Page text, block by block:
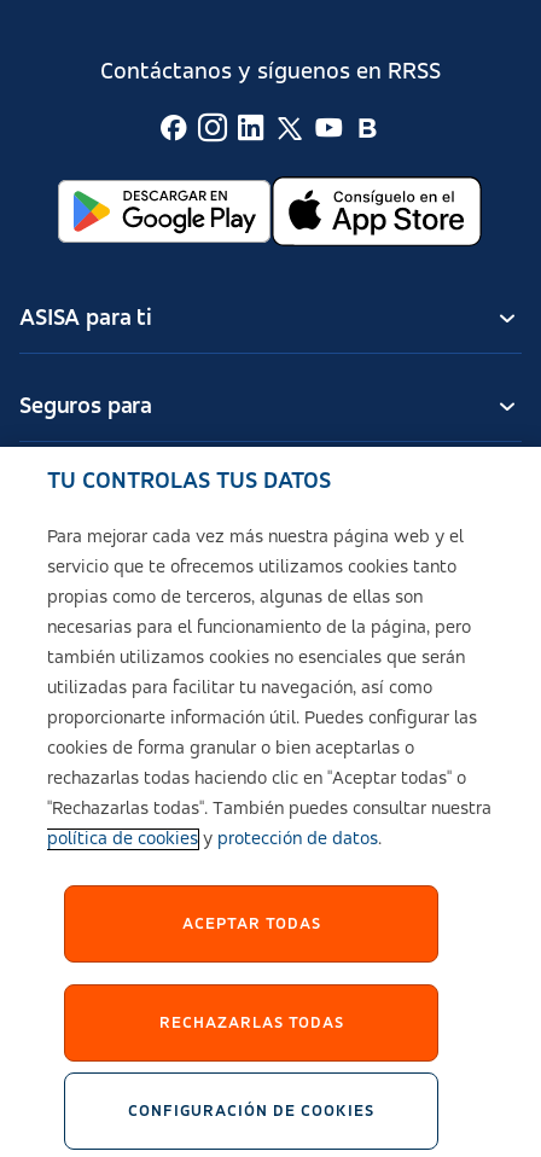
Contáctanos y síguenos en RRSS
ASISA para ti
Seguros para
Seguros de ASISA
Sobre ASISA
2026 © asisa.es
Política de cookies
Configuración de cookies
Política de Privacidad
Accesibilidad
Sistema Interno de Información
TU CONTROLAS TUS DATOS
Para mejorar cada vez más nuestra página web y el
servicio que te ofrecemos utilizamos cookies tanto
propias como de terceros, algunas de ellas son
necesarias para el funcionamiento de la página, pero
también utilizamos cookies no esenciales que serán
utilizadas para facilitar tu navegación, así como
proporcionarte información útil. Puedes configurar las
cookies de forma granular o bien aceptarlas o
rechazarlas todas haciendo clic en "Aceptar todas" o
"Rechazarlas todas". También puedes consultar nuestra
política de cookiesy protección de datos.
CONFIGURACIÓN DE COOKIES
RECHAZARLAS TODAS
ACEPTAR TODAS